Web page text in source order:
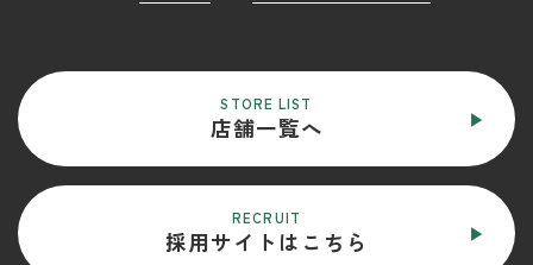
STORE LIST
店舗一覧へ
RECRUIT
採用サイトはこちら